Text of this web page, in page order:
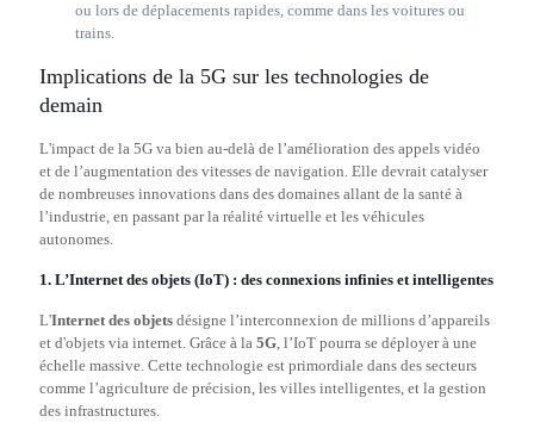
ou lors de déplacements rapides, comme dans les voitures ou
trains.
Implications de la 5G sur les technologies de
demain
L'impact de la 5G va bien au-delà de l’amélioration des appels vidéo
et de l’augmentation des vitesses de navigation. Elle devrait catalyser
de nombreuses innovations dans des domaines allant de la santé à
l’industrie, en passant par la réalité virtuelle et les véhicules
autonomes.
1. L’Internet des objets (IoT) : des connexions infinies et intelligentes
L'Internet des objets désigne l’interconnexion de millions d’appareils
et d'objets via internet. Grâce à la 5G, l’IoT pourra se déployer à une
échelle massive. Cette technologie est primordiale dans des secteurs
comme l’agriculture de précision, les villes intelligentes, et la gestion
des infrastructures.